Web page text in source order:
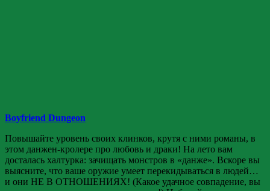
Boyfriend Dungeon
Повышайте уровень своих клинков, крутя с ними романы, в
этом данжен-кролере про любовь и драки! На лето вам
досталась халтурка: зачищать монстров в «данже». Вскоре вы
выясните, что ваше оружие умеет перекидываться в людей…
и они НЕ В ОТНОШЕНИЯХ! (Какое удачное совпадение, вы